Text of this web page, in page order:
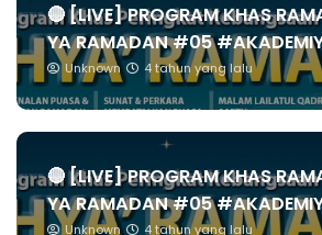
🔴 [LIVE] PROGRAM KHAS
YA RAMADAN #05
Unknown 4 tahun yang lalu
🔴 [LIVE] PROGRAM KHAS
YA RAMADAN #05
Unknown 4 tahun yang lalu